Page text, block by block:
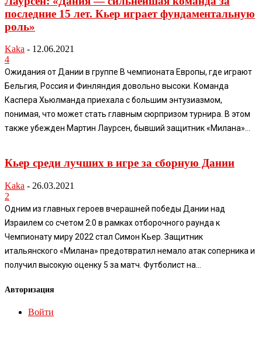
последние 15 лет. Кьер играет фундаментальную
роль»
Kaka - 12.06.2021
4
Ожидания от Дании в группе B чемпионата Европы, где играют
Бельгия, Россия и Финляндия довольно высоки. Команда
Каспера Хьюлманда приехала с большим энтузиазмом,
понимая, что может стать главным сюрпризом турнира. В этом
также убежден Мартин Лаурсен, бывший защитник «Милана»...
Кьер среди лучших в игре за сборную Дании
Kaka - 26.03.2021
2
Одним из главных героев вчерашней победы Дании над
Израилем со счетом 2:0 в рамках отборочного раунда к
Чемпионату миру 2022 стал Симон Кьер. Защитник
итальянского «Милана» предотвратил немало атак соперника и
получил высокую оценку 5 за матч. Футболист на...
Авторизация
Войти